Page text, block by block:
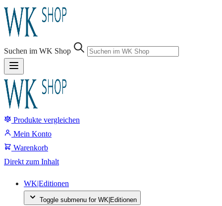
Navigation
Suchen im WK Shop
Produkte vergleichen
Suche
Mein Konto
Warenkorb
Direkt zum Inhalt
WK|Editionen
Toggle submenu for WK|Editionen